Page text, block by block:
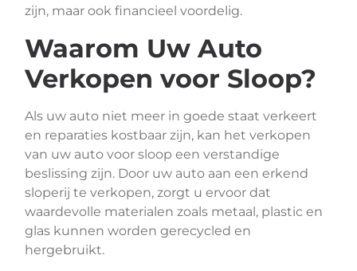
zijn, maar ook financieel voordelig.
Waarom Uw Auto
Verkopen voor Sloop?
Als uw auto niet meer in goede staat verkeert
en reparaties kostbaar zijn, kan het verkopen
van uw auto voor sloop een verstandige
beslissing zijn. Door uw auto aan een erkend
sloperij te verkopen, zorgt u ervoor dat
waardevolle materialen zoals metaal, plastic en
glas kunnen worden gerecycled en
hergebruikt.